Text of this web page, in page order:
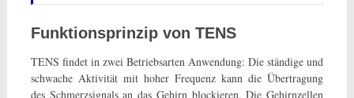
Funktionsprinzip von TENS
TENS findet in zwei Betriebsarten Anwendung: Die ständige und
schwache Aktivität mit hoher Frequenz kann die Übertragung
des Schmerzsignals an das Gehirn blockieren. Die Gehirnzellen